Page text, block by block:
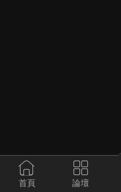
首頁 論壇